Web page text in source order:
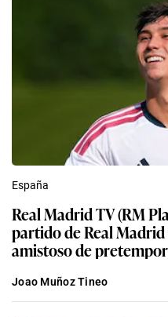
España
Real Madrid TV (RM
partido de Real
amistoso de
Joao Muñoz Tineo